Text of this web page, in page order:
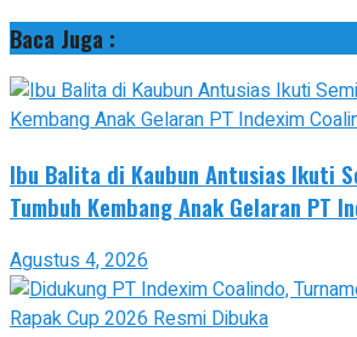
Baca Juga :
Ibu Balita di Kaubun Antusias Ikuti
Tumbuh Kembang Anak Gelaran PT
Agustus 4, 2026